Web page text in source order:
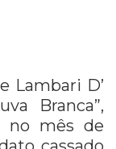
Lambari D’
Branca”,
no mês de